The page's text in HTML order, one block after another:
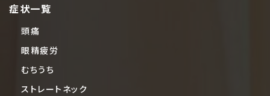
症状一覧
頭痛
眼精疲労
むちうち
ストレートネック